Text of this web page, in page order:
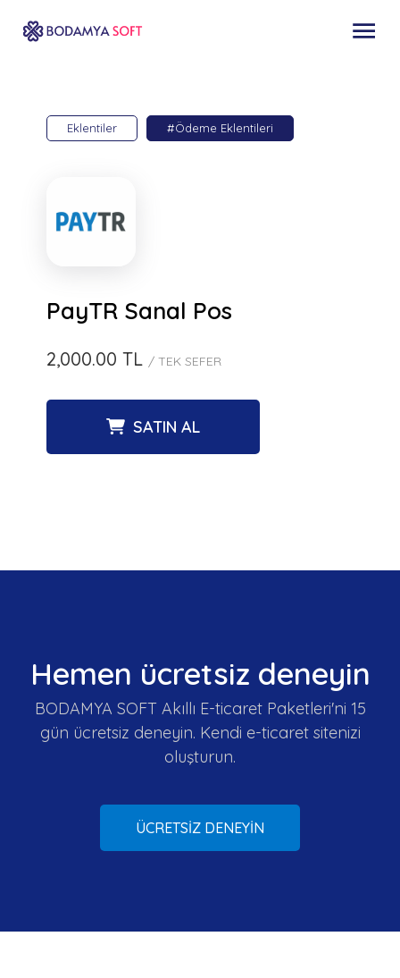
Eklentiler #Ödeme Eklentileri
PayTR Sanal Pos
2,000.00 TL / TEK SEFER
SATIN AL
Hemen ücretsiz deneyin
BODAMYA SOFT Akıllı E-ticaret Paketleri'ni 15
gün ücretsiz deneyin. Kendi e-ticaret sitenizi
oluşturun.
ÜCRETSİZ DENEYİN